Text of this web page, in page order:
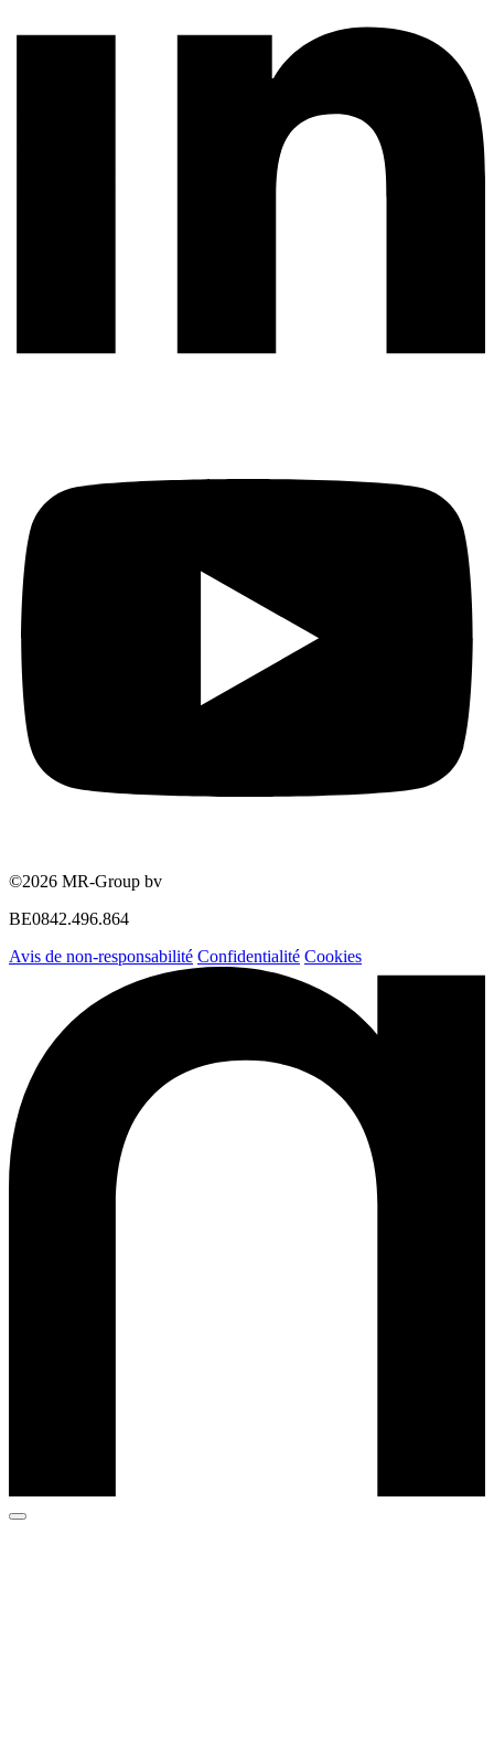
©2026 MR-Group bv
BE0842.496.864
Avis de non-responsabilité Confidentialité Cookies